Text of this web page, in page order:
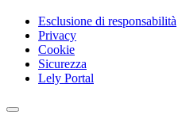
Esclusione di responsabilità
Privacy
Cookie
Sicurezza
Lely Portal